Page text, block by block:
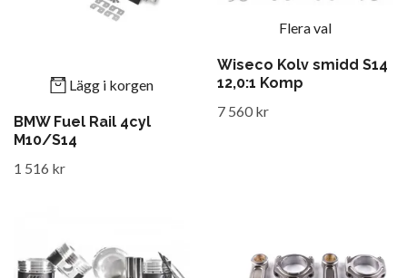
Lägg i korgen
BMW Fuel Rail 4cyl
M10/S14
1 516 kr
Flera val
Wiseco Kolv smidd S14
12,0:1 Komp
7 560 kr